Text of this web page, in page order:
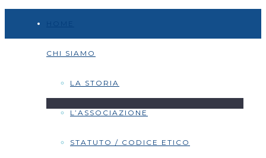
CHI SIAMO
LA STORIA
L’ASSOCIAZIONE
STATUTO / CODICE ETICO